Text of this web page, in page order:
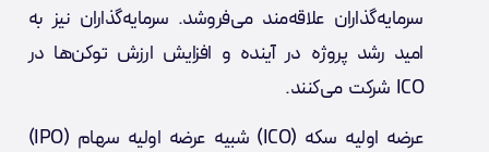
سرمایه‌گذاران علاقه‌مند می‌فروشد. سرمایه‌گذاران نیز به
امید رشد پروژه در آینده و افزایش ارزش توکن‌ها در
ICO شرکت می‌کنند.
عرضه اولیه سکه (ICO) شبیه عرضه اولیه سهام (IPO)